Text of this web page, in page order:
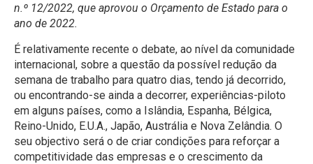
n.º 12/2022, que aprovou o Orçamento de Estado para o
ano de 2022.
É relativamente recente o debate, ao nível da comunidade
internacional, sobre a questão da possível redução da
semana de trabalho para quatro dias, tendo já decorrido,
ou encontrando-se ainda a decorrer, experiências-piloto
em alguns países, como a Islândia, Espanha, Bélgica,
Reino-Unido, E.U.A., Japão, Austrália e Nova Zelândia. O
seu objectivo será o de criar condições para reforçar a
competitividade das empresas e o crescimento da